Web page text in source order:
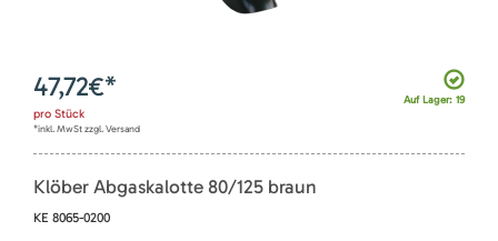
Auf Lager: 19
47,72€*
pro Stück
*inkl. MwSt zzgl. Versand
Klöber Abgaskalotte 80/125 braun
KE 8065-0200